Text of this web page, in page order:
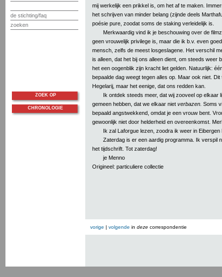
de stichting/faq
zoeken
mij werkelijk een prikkel is, om het af te maken.
het schrijven van minder belang (zijnde deels
poésie pure, zoodat soms de staking verleidelijk is.
Merkwaardig vind ik je beschouwing over de
geen vrouwelijk privilege is, maar die ik b.v. even
mensch, zelfs de meest losgeslagene. Het verschil
is alleen, dat het bij ons alleen dient, om steeds weer
het een oogenblik zijn kracht liet gelden. Natuurlijk:
bepaalde dag weegt tegen alles op. Maar ook niet.
Hegelarij, maar het eenige, dat ons redden kan.
Ik ontdek steeds meer, dat wij zooveel op elkaar
gemeen hebben, dat we elkaar niet verbazen. Soms
bepaald angstwekkend, omdat je een vrouw bent.
gewoonlijk niet door helderheid en overeenkomst.
Ik zal Laforgue lezen, zoodra ik weer in Eibergen
Zaterdag is er een aardig programma. Ik verspil
het tijdschrift. Tot zaterdag!
je Menno
Origineel: particuliere collectie
vorige | volgende in deze correspondentie
ZOEK OP
CHRONOLOGIE